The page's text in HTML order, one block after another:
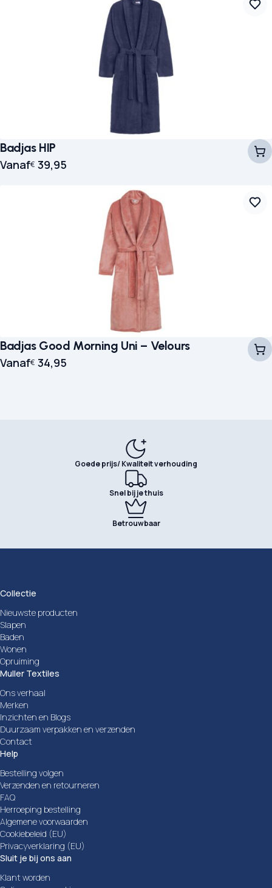
Badjas HIP
Vanaf€ 39,95
Badjas Good Morning Uni – Velours
Vanaf€ 34,95
Goede prijs/ Kwaliteit verhouding
Snel bij je thuis
Betrouwbaar
Collectie
Nieuwste producten
Slapen
Baden
Wonen
Opruiming
Muller Textiles
Ons verhaal
Merken
Inzichten en Blogs
Duurzaam verpakken en verzenden
Contact
Help
Bestelling volgen
Verzenden en retourneren
FAQ
Herroeping bestelling
Algemene voorwaarden
Cookiebeleid (EU)
Privacyverklaring (EU)
Sluit je bij ons aan
Klant worden